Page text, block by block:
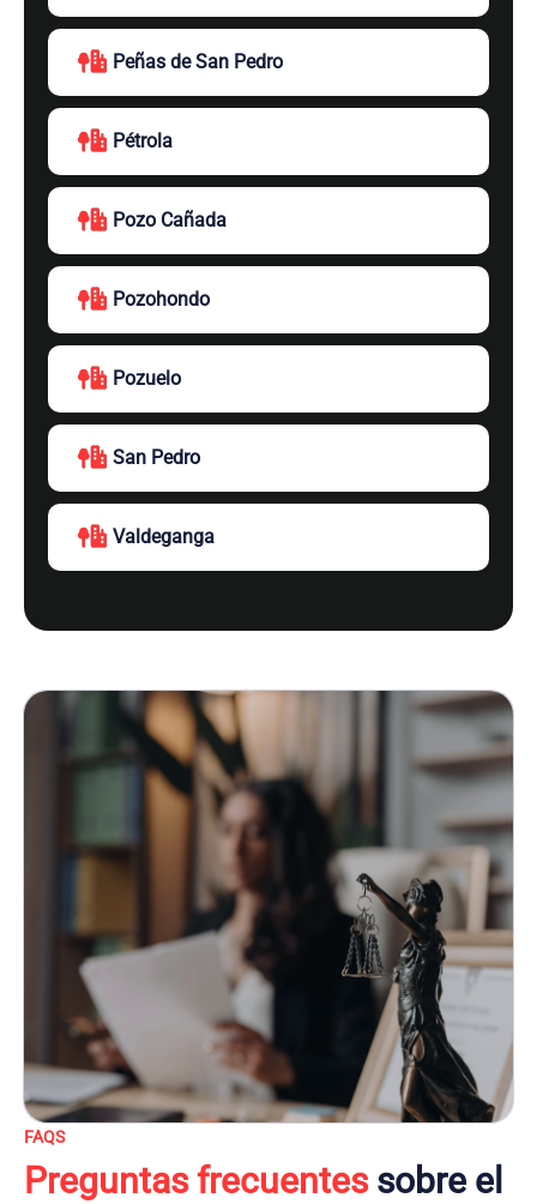
Peñas de San Pedro
Pétrola
Pozo Cañada
Pozohondo
Pozuelo
San Pedro
Valdeganga
FAQS
Preguntas frecuentessobre el